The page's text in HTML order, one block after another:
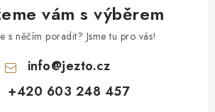
vám s výběrem
s něčím poradit? Jsme tu pro vás!
info@jezto.cz
+420 603 248 457